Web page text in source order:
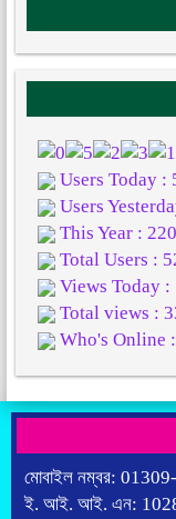
Users Today :
Users
This Year :
Total Users :
Views Today :
Total views :
Who's Online
মোবাইল নম্বর:
ই. আই. আই. এন: